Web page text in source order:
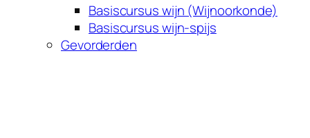
Basiscursus wijn (Wijnoorkonde)
Basiscursus wijn-spijs
Gevorderden